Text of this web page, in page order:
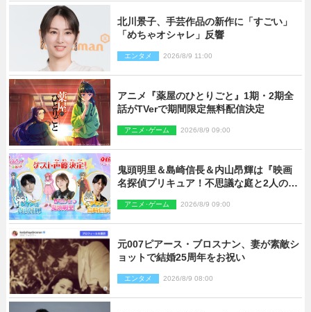
北川景子、手芸作品の新作に「すごい」
「めちゃオシャレ」反響
エンタメ 2026/8/9 11:00
アニメ『薬屋のひとりごと』1期・2期全
話がTVerで期間限定無料配信決定
アニメ･ゲーム 2026/8/9 09:00
鬼頭明里＆島崎信長＆内山昂輝は『映画
名探偵プリキュア！不思議な庭と2人の秘
アニメ･ゲーム 2026/8/9 09:00
元007ピアース・ブロスナン、妻が素敵シ
ョットで結婚25周年をお祝い
エンタメ 2026/8/9 08:00